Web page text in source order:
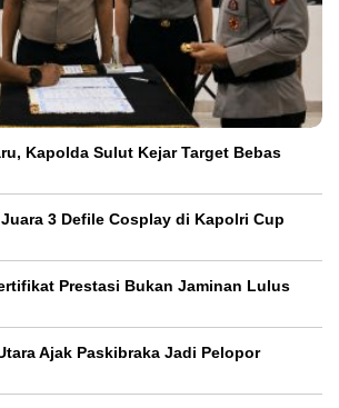
Kapolda Sulut Kejar Target Bebas
3 Defile Cosplay di Kapolri Cup
Prestasi Bukan Jaminan Lulus
Ajak Paskibraka Jadi Pelopor